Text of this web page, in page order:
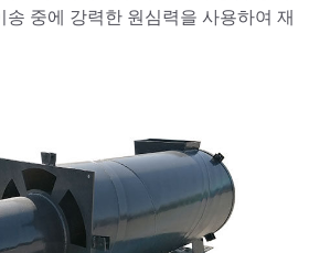
송 중에 강력한 원심력을 사용하여 재